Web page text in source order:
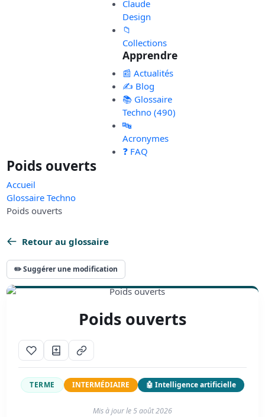
Claude
Design
📁
Collections
Apprendre
📰 Actualités
✍️ Blog
📚 Glossaire
Techno (490)
🔤
Acronymes
❓ FAQ
Poids ouverts
Accueil
Glossaire Techno
Poids ouverts
Retour au glossaire
✏️ Suggérer une modification
Poids ouverts
TERME INTERMÉDIAIRE 🤖 Intelligence artificielle
Mis à jour le5 août 2026